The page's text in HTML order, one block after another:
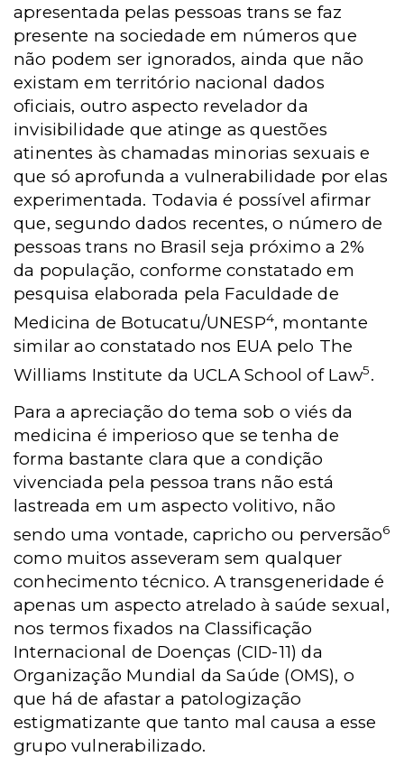
apresentada pelas pessoas trans se faz
presente na sociedade em números que
não podem ser ignorados, ainda que não
existam em território nacional dados
oficiais, outro aspecto revelador da
invisibilidade que atinge as questões
atinentes às chamadas minorias sexuais e
que só aprofunda a vulnerabilidade por elas
experimentada. Todavia é possível afirmar
que, segundo dados recentes, o número de
pessoas trans no Brasil seja próximo a 2%
da população, conforme constatado em
pesquisa elaborada pela Faculdade de
Medicina de Botucatu/UNESP4, montante
similar ao constatado nos EUA pelo The
Williams Institute da UCLA School of Law5.
Para a apreciação do tema sob o viés da
medicina é imperioso que se tenha de
forma bastante clara que a condição
vivenciada pela pessoa trans não está
lastreada em um aspecto volitivo, não
sendo uma vontade, capricho ou perversão6
como muitos asseveram sem qualquer
conhecimento técnico. A transgeneridade é
apenas um aspecto atrelado à saúde sexual,
nos termos fixados na Classificação
Internacional de Doenças (CID-11) da
Organização Mundial da Saúde (OMS), o
que há de afastar a patologização
estigmatizante que tanto mal causa a esse
grupo vulnerabilizado.